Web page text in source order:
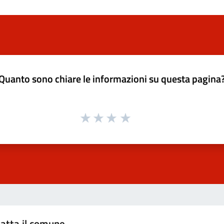
sono chiare le informazioni su questa